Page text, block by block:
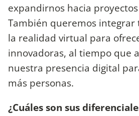
expandirnos hacia
También queremos integrar
la realidad virtual para
innovadoras, al tiempo que
nuestra presencia digital
más personas.
¿Cuáles son sus